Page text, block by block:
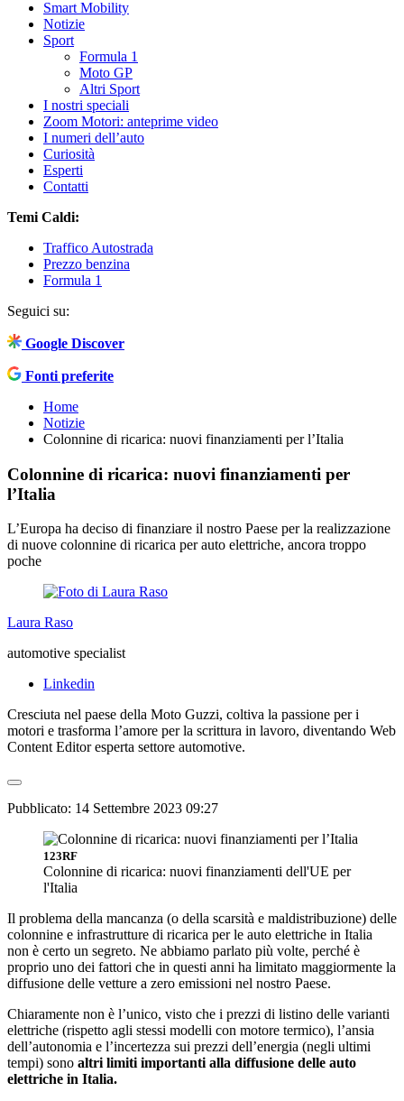
Smart Mobility
Notizie
Sport
Formula 1
Moto GP
Altri Sport
I nostri speciali
Zoom Motori: anteprime video
I numeri dell’auto
Curiosità
Esperti
Contatti
Temi Caldi:
Traffico Autostrada
Prezzo benzina
Formula 1
Seguici su:
Google Discover
Fonti preferite
Home
Notizie
Colonnine di ricarica: nuovi finanziamenti per l’Italia
Colonnine di ricarica: nuovi finanziamenti per
l’Italia
L’Europa ha deciso di finanziare il nostro Paese per la realizzazione
di nuove colonnine di ricarica per auto elettriche, ancora troppo
poche
Laura Raso
automotive specialist
Linkedin
Cresciuta nel paese della Moto Guzzi, coltiva la passione per i
motori e trasforma l’amore per la scrittura in lavoro, diventando Web
Content Editor esperta settore automotive.
Pubblicato: 14 Settembre 2023 09:27
123RF
Colonnine di ricarica: nuovi finanziamenti dell'UE per
l'Italia
Il problema della mancanza (o della scarsità e maldistribuzione) delle
colonnine e infrastrutture di ricarica per le auto elettriche in Italia
non è certo un segreto. Ne abbiamo parlato più volte, perché è
proprio uno dei fattori che in questi anni ha limitato maggiormente la
diffusione delle vetture a zero emissioni nel nostro Paese.
Chiaramente non è l’unico, visto che i prezzi di listino delle varianti
elettriche (rispetto agli stessi modelli con motore termico), l’ansia
dell’autonomia e l’incertezza sui prezzi dell’energia (negli ultimi
tempi) sono altri limiti importanti alla diffusione delle auto
elettriche in Italia.